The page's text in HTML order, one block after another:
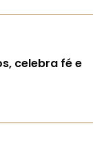
celebra fé e